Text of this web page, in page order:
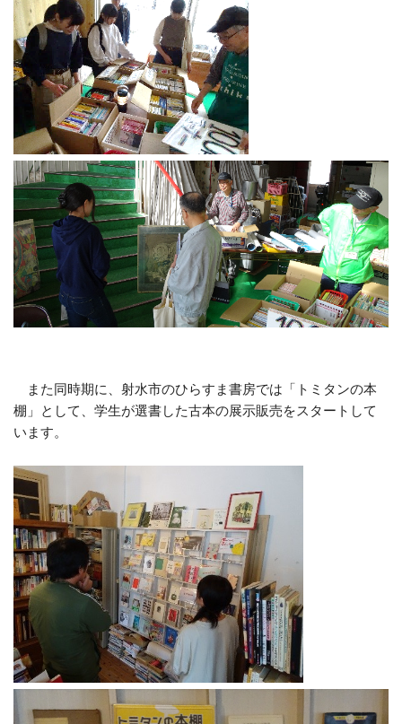
また同時期に、射水市のひらすま書房では「トミタンの本
棚」として、学生が選書した古本の展示販売をスタートして
います。